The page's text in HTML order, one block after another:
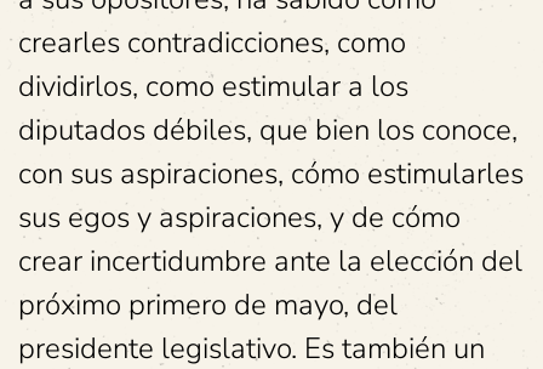
crearles contradicciones, como
dividirlos, como estimular a los
diputados débiles, que bien los conoce,
con sus aspiraciones, cómo estimularles
sus egos y aspiraciones, y de cómo
crear incertidumbre ante la elección del
próximo primero de mayo, del
presidente legislativo. Es también un